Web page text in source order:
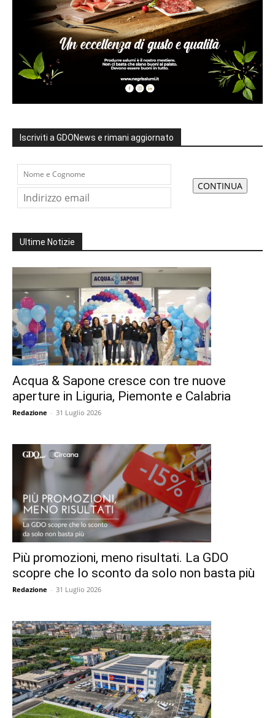
Iscriviti a GDONews e rimani aggiornato
Ultime Notizie
Acqua & Sapone cresce con tre nuove
aperture in Liguria, Piemonte e Calabria
Redazione - 31 Luglio 2026
Più promozioni, meno risultati. La GDO
scopre che lo sconto da solo non basta più
Redazione - 31 Luglio 2026